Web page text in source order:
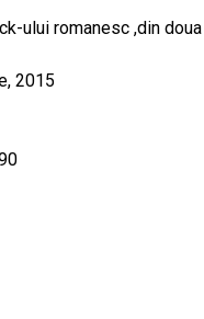
ului romanesc ,din
2015